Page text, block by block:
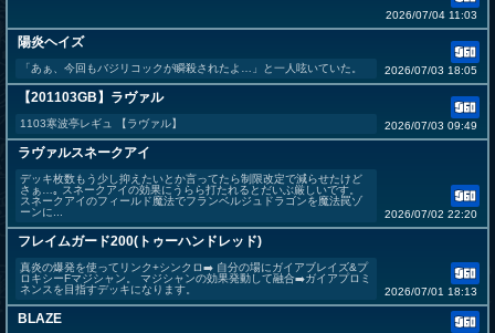
2026/07/04 11:03
陽炎ヘイズ
「あぁ、今回もバジリコックが瞬殺されたよ…」と一人呟いていた。 2026/07/03 18:05
【201103GB】ラヴァル
1103寒波亭レギュ 【ラヴァル】 2026/07/03 09:49
ラヴァルスネークアイ
デッキ枚数もう少し抑えたいとか言ってたら制限改定で減らせたけど
さぁ…｡ スネークアイの効果にうらら打たれるとだいぶ厳しいです。
スネークアイのフィールド魔法でフランベルジュドラゴンを魔法罠ゾ
ーンに...
2026/07/02 22:20
フレイムガード200(トゥーハンドレッド)
真炎の爆発を使ってリンク+シンクロ➡️ 自分の場にガイアブレイズ&プ
ロキシーFマジシャン。 マジシャンの効果発動して融合➡️ガイアプロミ
ネンスを目指すデッキになります。
2026/07/01 18:13
BLAZE